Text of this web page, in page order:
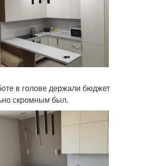
в голове держали бюджет
скромным был.